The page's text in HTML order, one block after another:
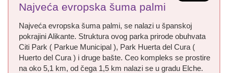
Najveća evropska šuma palmi
Najveća evropska šuma palmi, se nalazi u španskoj
pokrajini Alikante. Struktura ovog parka prirode obuhvata
Citi Park ( Parkue Municipal ), Park Huerta del Cura (
Huerto del Cura ) i druge bašte. Ceo kompleks se prostire
na oko 5,1 km, od čega 1,5 km nalazi se u gradu Elche.